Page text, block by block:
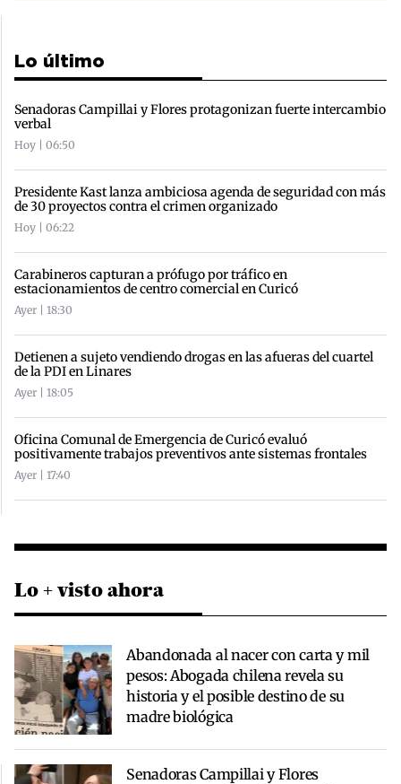
Lo último
Senadoras Campillai y Flores protagonizan fuerte intercambio
verbal
Hoy | 06:50
Presidente Kast lanza ambiciosa agenda de seguridad con más
de 30 proyectos contra el crimen organizado
Hoy | 06:22
Carabineros capturan a prófugo por tráfico en
estacionamientos de centro comercial en Curicó
Ayer | 18:30
Detienen a sujeto vendiendo drogas en las afueras del cuartel
de la PDI en Linares
Ayer | 18:05
Oficina Comunal de Emergencia de Curicó evaluó
positivamente trabajos preventivos ante sistemas frontales
Ayer | 17:40
Lo + visto ahora
Abandonada al nacer con carta y mil
pesos: Abogada chilena revela su
historia y el posible destino de su
madre biológica
Senadoras Campillai y Flores